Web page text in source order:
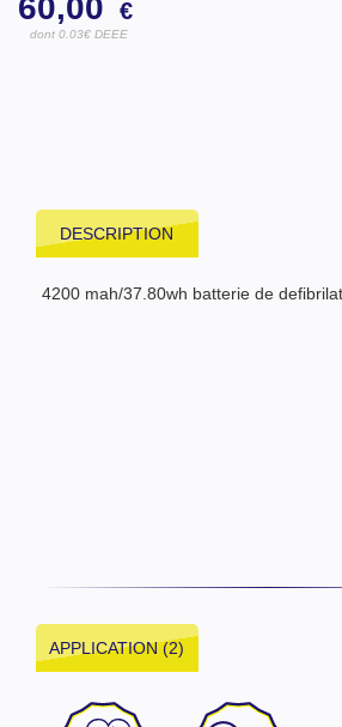
60,00 €
dont 0.03€ DEEE
DESCRIPTION
4200 mah/37.80wh batterie de
APPLICATION (2)